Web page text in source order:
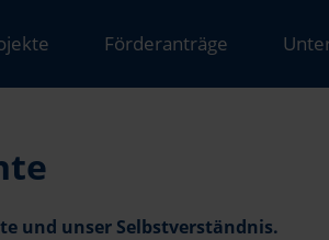
Förderanträge
und unser Selbstverständnis.